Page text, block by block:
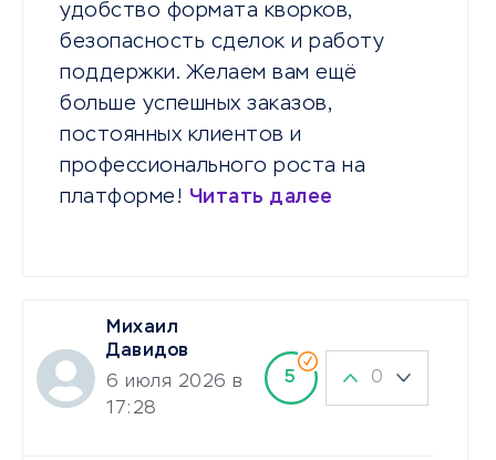
удобство формата кворков,
безопасность сделок и работу
поддержки. Желаем вам ещё
больше успешных заказов,
постоянных клиентов и
профессионального роста на
платформе! Читать далее
Михаил
Давидов
6 июля 2026 в
17:28
5 0